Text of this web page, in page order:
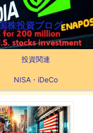
株投資ブログ
投資関連
NISA・iDeCo
析